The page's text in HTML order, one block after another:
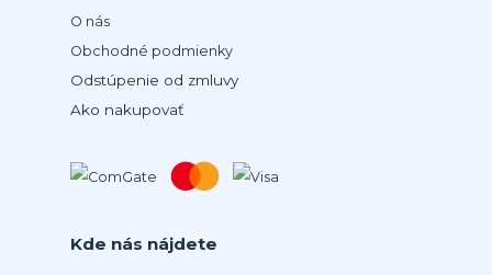
O nás
Obchodné podmienky
Odstúpenie od zmluvy
Ako nakupovať
Kde nás nájdete